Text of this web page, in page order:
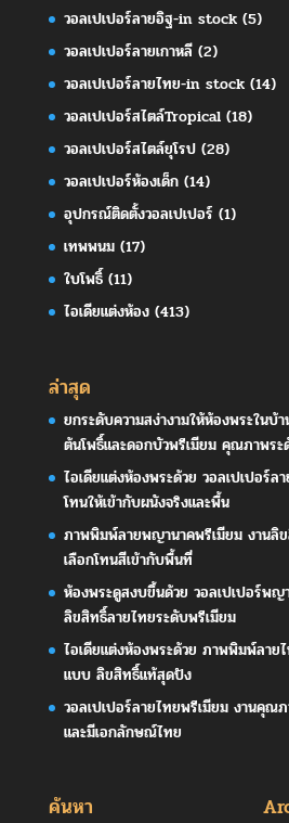
วอลเปเปอร์ลายอิฐ-in stock(5)
วอลเปเปอร์ลายเกาหลี(2)
วอลเปเปอร์ลายไทย-in stock(14)
วอลเปเปอร์สไตล์Tropical(18)
วอลเปเปอร์สไตล์ยุโรป(28)
วอลเปเปอร์ห้องเด็ก(14)
อุปกรณ์ติดตั้งวอลเปเปอร์ (1)
เทพพนม(17)
ใบโพธิ์(11)
ไอเดียแต่งห้อง(413)
ล่าสุด
ยกระดับความสง่างามให้ห้องพระใน
ต้นโพธิ์และดอกบัวพรีเมียม คุณภาพระ
ไอเดียแต่งห้องพระด้วย วอลเปเปอร์ล
โทนให้เข้ากับผนังจริงและพื้น
ภาพพิมพ์ลายพญานาคพรีเมียม งานลิ
เลือกโทนสีเข้ากับพื้นที่
ห้องพระดูสงบขึ้นด้วย วอลเปเปอร์พญ
ลิขสิทธิ์ลายไทยระดับพรีเมียม
ไอเดียแต่งห้องพระด้วย ภาพพิมพ์ลาย
แบบ ลิขสิทธิ์แท้สุดปัง
วอลเปเปอร์ลายไทยพรีเมียม งานคุณ
และมีเอกลักษณ์ไทย
ค้นหา